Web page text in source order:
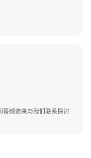
答频道来与我们联系探讨